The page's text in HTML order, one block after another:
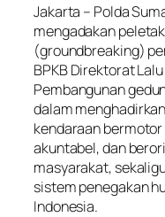
Jakarta – Polda
mengadakan
(groundbreaking)
BPKB Direktorat
Pembangunan
dalam
kendaraan
akuntabel, dan
masyarakat,
sistem penegakan
Indonesia.